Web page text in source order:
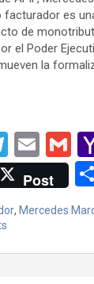
facturador es
de
el Poder
la
T
el
e
gr
a
E
m
ail
G
m
Post
, Mercedes